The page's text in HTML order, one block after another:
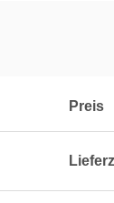
Preis